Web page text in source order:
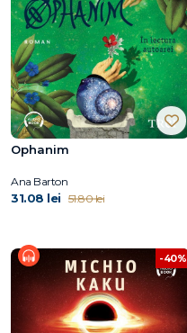
Ophanim
Ana Barton
31.08 lei 51.80 lei
-40%